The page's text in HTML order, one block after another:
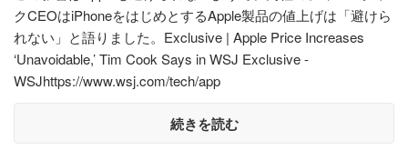
クCEOはiPhoneをはじめとするApple製品の値上げは「避けら
れない」と語りました。Exclusive | Apple Price Increases
‘Unavoidable,’ Tim Cook Says in WSJ Exclusive -
WSJhttps://www.wsj.com/tech/app
続きを読む